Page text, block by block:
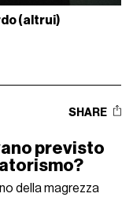
(altrui)
SHARE
previsto
della magrezza